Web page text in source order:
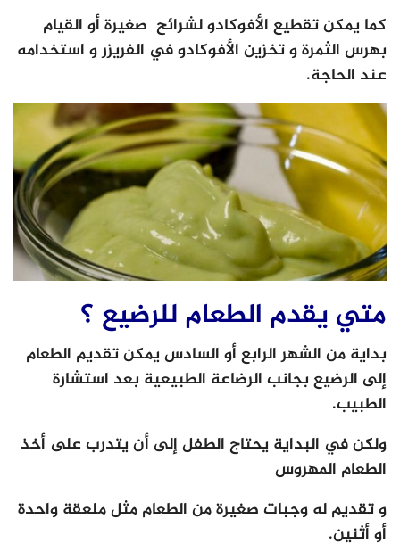
كما يمكن تقطيع الأفوكادو لشرائح صغيرة أو القيام
بهرس الثمرة و تخزين الأفوكادو في الفريزر و استخدامه
عند الحاجة.
متي يقدم الطعام للرضيع ؟
بداية من الشهر الرابع أو السادس يمكن تقديم الطعام
إلى الرضيع بجانب الرضاعة الطبيعية بعد استشارة
الطبيب.
ولكن في البداية يحتاج الطفل إلى أن يتدرب على أخذ
الطعام المهروس
و تقديم له وجبات صغيرة من الطعام مثل ملعقة واحدة
أو أثنين.